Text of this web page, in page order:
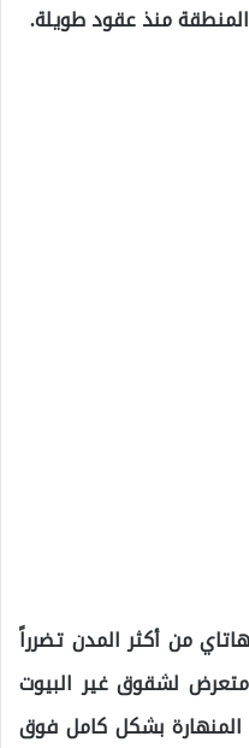
المنطقة منذ عقود طويلة.
من أكثر المدن تضرراً
لشقوق غير البيوت
بشكل كامل فوق